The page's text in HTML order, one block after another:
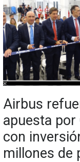
Airbus
apuesta por
con
millones de